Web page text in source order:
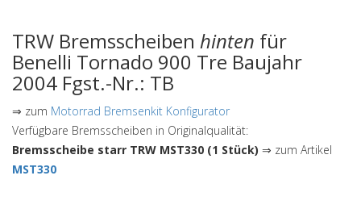
TRW Bremsscheiben hinten für
Benelli Tornado 900 Tre Baujahr
2004 Fgst.-Nr.: TB
⇒ zum Motorrad Bremsenkit Konfigurator
Verfügbare Bremsscheiben in Originalqualität:
Bremsscheibe starr TRW MST330 (1 Stück) ⇒ zum Artikel
MST330